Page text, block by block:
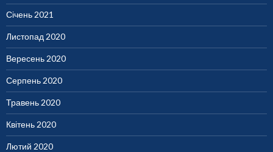
Січень 2021
Листопад 2020
Вересень 2020
Серпень 2020
Травень 2020
Квітень 2020
Лютий 2020